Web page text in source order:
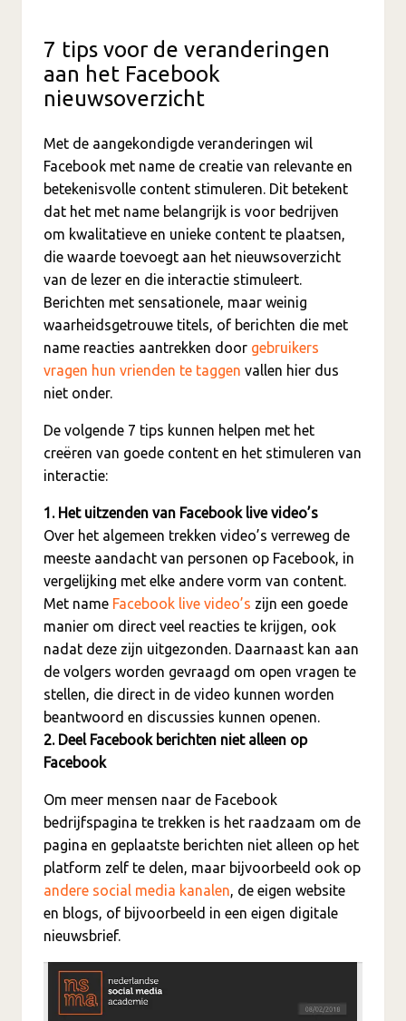
7 tips voor de veranderingen
aan het Facebook
nieuwsoverzicht
Met de aangekondigde veranderingen wil
Facebook met name de creatie van relevante en
betekenisvolle content stimuleren. Dit betekent
dat het met name belangrijk is voor bedrijven
om kwalitatieve en unieke content te plaatsen,
die waarde toevoegt aan het nieuwsoverzicht
van de lezer en die interactie stimuleert.
Berichten met sensationele, maar weinig
waarheidsgetrouwe titels, of berichten die met
name reacties aantrekken door gebruikers
vragen hun vrienden te taggen vallen hier dus
niet onder.
De volgende 7 tips kunnen helpen met het
creëren van goede content en het stimuleren van
interactie:
1. Het uitzenden van Facebook live video’s
Over het algemeen trekken video’s verreweg de
meeste aandacht van personen op Facebook, in
vergelijking met elke andere vorm van content.
Met name Facebook live video’s zijn een goede
manier om direct veel reacties te krijgen, ook
nadat deze zijn uitgezonden. Daarnaast kan aan
de volgers worden gevraagd om open vragen te
stellen, die direct in de video kunnen worden
beantwoord en discussies kunnen openen.
2. Deel Facebook berichten niet alleen op
Facebook
Om meer mensen naar de Facebook
bedrijfspagina te trekken is het raadzaam om de
pagina en geplaatste berichten niet alleen op het
platform zelf te delen, maar bijvoorbeeld ook op
andere social media kanalen, de eigen website
en blogs, of bijvoorbeeld in een eigen digitale
nieuwsbrief.